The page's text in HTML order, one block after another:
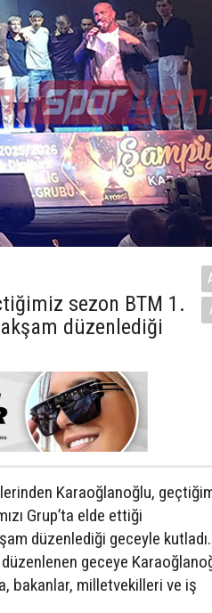
sezon BTM 1.
düzenlediği
Karaoğlanoğlu,
Grup’ta elde ettiği
düzenlediği geceyle kutladı.
düzenlenen geceye
bakanlar, milletvekilleri ve iş